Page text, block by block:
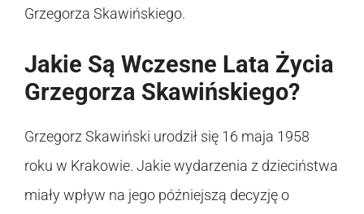
Grzegorza Skawińskiego.
Jakie Są Wczesne Lata Życia
Grzegorza Skawińskiego?
Grzegorz Skawiński urodził się 16 maja 1958
roku w Krakowie. Jakie wydarzenia z dzieciństwa
miały wpływ na jego późniejszą decyzję o